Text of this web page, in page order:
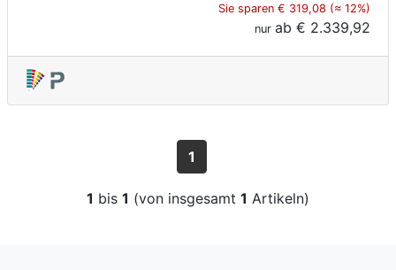
Sie sparen € 319,08 (≈ 12%)
nur ab € 2.339,92
1
1 bis 1 (von insgesamt 1 Artikeln)